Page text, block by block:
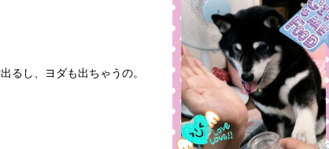
るし、ヨダも出ちゃうの。